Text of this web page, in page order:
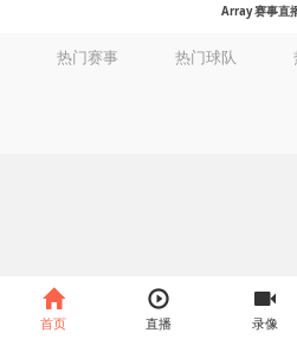
Array 赛事直
首页 直播 录像
热门赛事 热门球队